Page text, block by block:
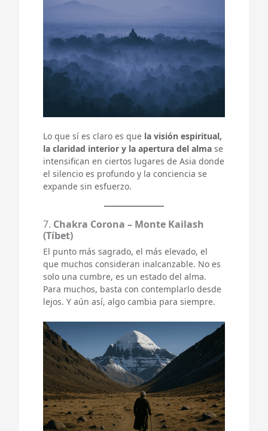
Lo que sí es claro es que la visión espiritual,
la claridad interior y la apertura del alma se
intensifican en ciertos lugares de Asia donde
el silencio es profundo y la conciencia se
expande sin esfuerzo.
7. Chakra Corona – Monte Kailash
(Tíbet)
El punto más sagrado, el más elevado, el
que muchos consideran inalcanzable. No es
solo una cumbre, es un estado del alma.
Para muchos, basta con contemplarlo desde
lejos. Y aún así, algo cambia para siempre.